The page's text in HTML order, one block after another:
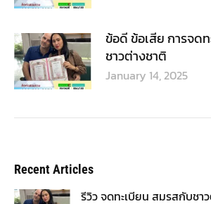
ข้อดี ข้อเสีย การจด
ชาวต่างชาติ
January 14, 2025
Recent Articles
รีวิว จดทะเบียน สมรสกับชา